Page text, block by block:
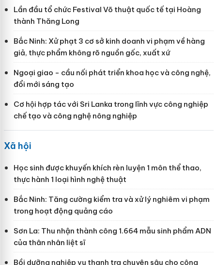
Lần đầu tổ chức Festival Võ thuật quốc tế tại Hoàng
thành Thăng Long
Bắc Ninh: Xử phạt 3 cơ sở kinh doanh vi phạm về hàng
giả, thực phẩm không rõ nguồn gốc, xuất xứ
Ngoại giao - cầu nối phát triển khoa học và công nghệ,
đổi mới sáng tạo
Cơ hội hợp tác với Sri Lanka trong lĩnh vực công nghiệp
chế tạo và công nghệ nông nghiệp
Xã hội
Học sinh được khuyến khích rèn luyện 1 môn thể thao,
thực hành 1 loại hình nghệ thuật
Bắc Ninh: Tăng cường kiểm tra và xử lý nghiêm vi phạm
trong hoạt động quảng cáo
Sơn La: Thu nhận thành công 1.664 mẫu sinh phẩm ADN
của thân nhân liệt sĩ
Bồi dưỡng nghiệp vụ thanh tra chuyên sâu cho công